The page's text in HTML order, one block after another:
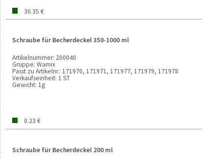
30.35 €
Schraube für Becherdeckel 350-1000 ml
Artikelnummer: 200040
Gruppe: Wamix
Passt zu Artikelnr.: 171970, 171971, 171977, 171979, 171978
Verkaufseinheit: 1 ST
Gewicht: 1g
0.23 €
Schraube für Becherdeckel 200 ml